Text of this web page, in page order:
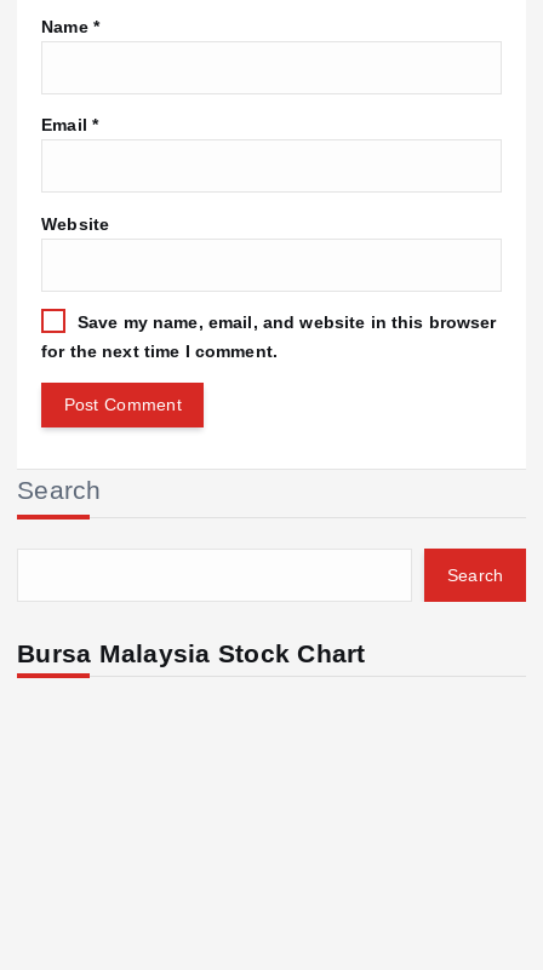
Name *
Email *
Website
Save my name, email, and website in this browser
for the next time I comment.
Search
Search
Bursa Malaysia Stock Chart